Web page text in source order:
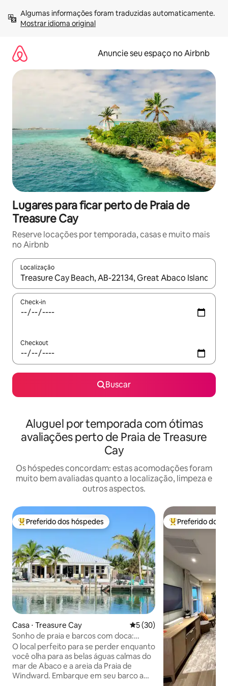
para
Mostrar idioma original
Anuncie seu espaço no Airbnb
Lugares para ficar perto de Praia de
Treasure Cay
Reserve locações por temporada, casas e muito mais
no Airbnb
Localização
Quando os resultados estiverem disponíveis, explore-os
Check-in
Checkout
Buscar
Aluguel por temporada com ótimas
avaliações perto de Praia de Treasure
Cay
Os hóspedes concordam: estas acomodações foram
muito bem avaliadas quanto a localização, limpeza e
outros aspectos.
Entre os melhores preferidos dos hóspedes
Preferido dos hóspedes
Casa ⋅ Treasure Cay 5 de uma avaliação média
5 (30)
Sonho de praia e barcos com doca:
"Dragonfly"
O local perfeito para se perder enquanto
você olha para as belas águas calmas do
mar de Abaco e a areia da Praia de
Windward. Embarque em seu barco a
Entre os
Preferido dos